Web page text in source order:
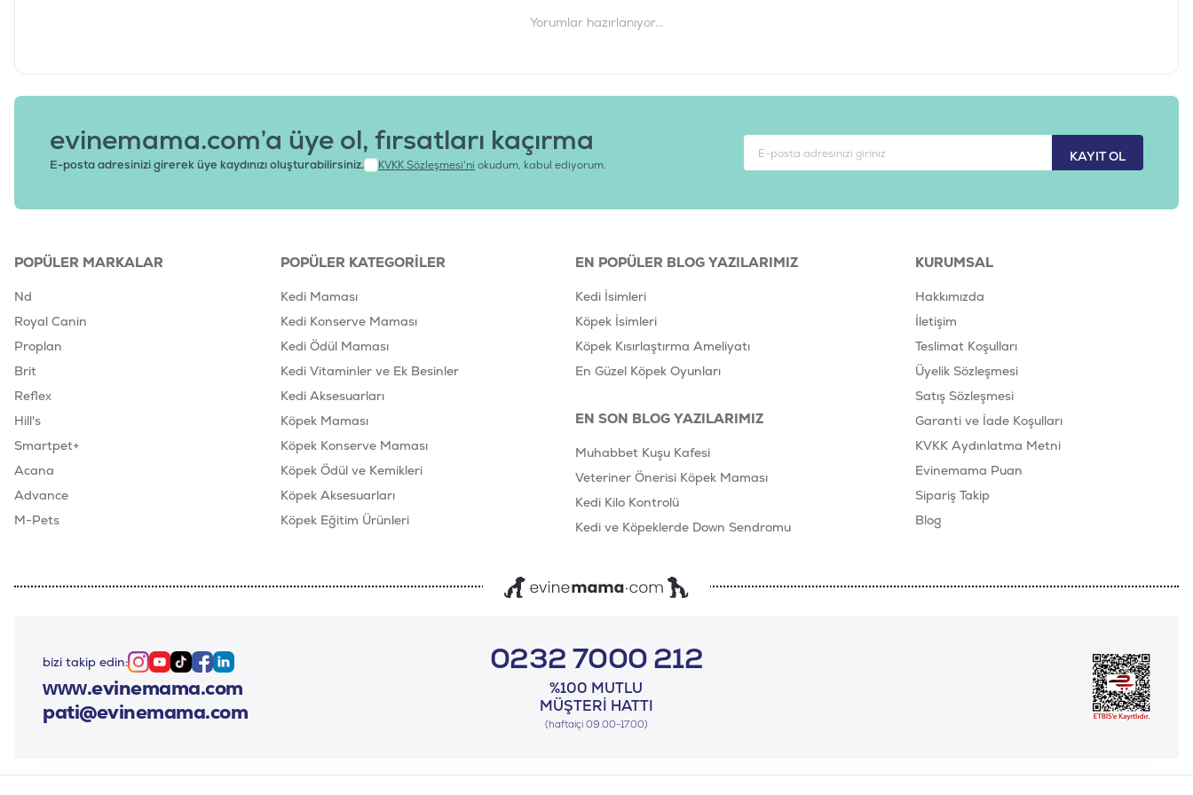
Barkod
Yorumlar hazırlanıyor...
KAYIT OL
evinemama.com’a üye ol, fırsatları kaçırma
E-posta adresinizi girerek üye kaydınızı oluşturabilirsiniz. KVKK Sözleşmesi'ni okudum, kabul ediyorum.
POPÜLER MARKALAR
Nd
Royal Canin
Proplan
Brit
Reflex
Hill's
Smartpet+
Acana
Advance
M-Pets
POPÜLER KATEGORILER
Kedi Maması
Kedi Konserve Maması
Kedi Ödül Maması
Kedi Vitaminler ve Ek Besinler
Kedi Aksesuarları
Köpek Maması
Köpek Konserve Maması
Köpek Ödül ve Kemikleri
Köpek Aksesuarları
Köpek Eğitim Ürünleri
EN POPÜLER BLOG YAZILARIMIZ
Kedi İsimleri
Köpek İsimleri
Köpek Kısırlaştırma Ameliyatı
En Güzel Köpek Oyunları
EN SON BLOG YAZILARIMIZ
Muhabbet Kuşu Kafesi
Veteriner Önerisi Köpek Maması
Kedi Kilo Kontrolü
Kedi ve Köpeklerde Down Sendromu
KURUMSAL
Hakkımızda
İletişim
Teslimat Koşulları
Üyelik Sözleşmesi
Satış Sözleşmesi
Garanti ve İade Koşulları
KVKK Aydınlatma Metni
Evinemama Puan
Sipariş Takip
Blog
bizi takip edin: Instagram
Youtube
TiktokFacebook
Linkedin
www.evinemama.com
pati@evinemama.com
0232 7000 212
%100 MUTLU
MÜŞTERI HATTI
(haftaiçi 09.00-17.00)